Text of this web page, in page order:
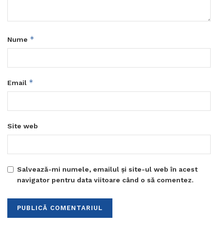
Nume *
Email *
Site web
Salvează-mi numele, emailul și site-ul web în acest
navigator pentru data viitoare când o să comentez.